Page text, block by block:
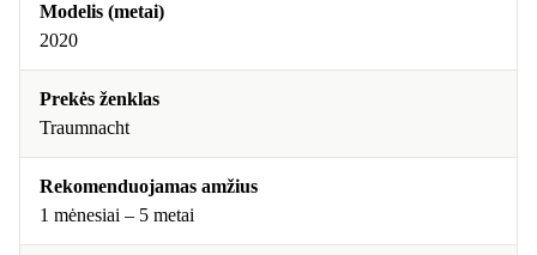
Modelis (metai)
2020
Prekės ženklas
Traumnacht
Rekomenduojamas amžius
1 mėnesiai – 5 metai